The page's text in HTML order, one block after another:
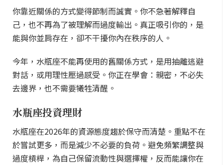
你靠近關係的方式變得節制而誠實。你不急著解釋自
己，也不再為了被理解而過度輸出。真正吸引你的，是
能與你並肩存在，卻不干擾你內在秩序的人。
今年，水瓶座不能再使用的舊關係方式，是用抽離逃避
對話，或用理性壓過感受。你正在學會：親密，不必失
去邊界，也不需要犧牲清醒。
水瓶座投資理財
水瓶座在2026年的資源態度趨於保守而清楚。重點不在
於嘗試更多，而是減少不必要的負荷。避免頻繁調整與
過度槓桿，為自己保留流動性與選擇權，反而能讓你在